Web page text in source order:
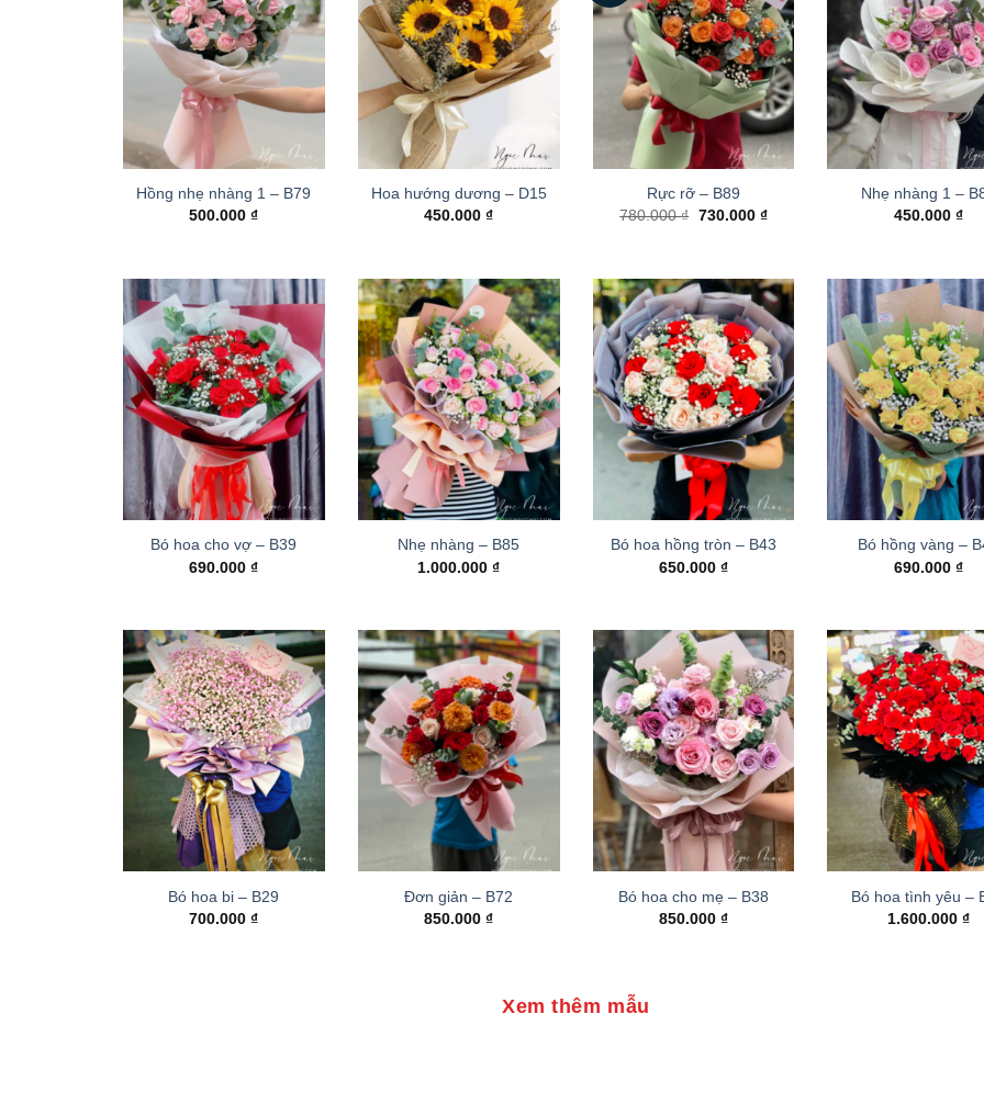
Hồng nhẹ nhàng 1 – B79
500.000₫
Hoa hướng dương – D15
450.000₫
Rực rỡ – B89
780.000₫ Giá
730.000 ₫Giá
730.000 ₫.
Nhẹ nhàng 1 –
450.000 ₫
Bó hoa cho vợ – B39
690.000₫
Nhẹ nhàng – B85
1.000.000₫
Bó hoa hồng tròn – B43
650.000 ₫
Bó hồng vàng –
690.000 ₫
Bó hoa bi – B29
700.000₫
Đơn giản – B72
850.000₫
Bó hoa cho mẹ – B38
850.000 ₫
Bó hoa tình yêu –
1.600.000 ₫
Xem thêm mẫu